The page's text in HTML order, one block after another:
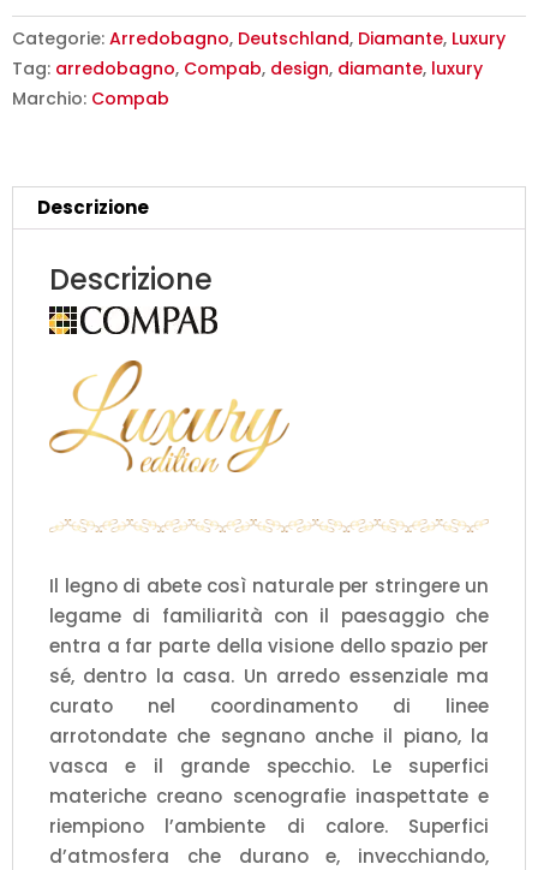
luxury
arredo
bagno
x
personalizzabile
COMPAB
Categorie: Arredobagno, Deutschland, Diamante, Luxury
Tag: arredobagno, Compab, design, diamante, luxury
Marchio: Compab
Descrizione
Descrizione
Il legno di abete così naturale per stringere un
legame di familiarità con il paesaggio che
entra a far parte della visione dello spazio per
sé, dentro la casa. Un arredo essenziale ma
curato nel coordinamento di linee
arrotondate che segnano anche il piano, la
vasca e il grande specchio. Le superfici
materiche creano scenografie inaspettate e
riempiono l’ambiente di calore. Superfici
d’atmosfera che durano e, invecchiando,